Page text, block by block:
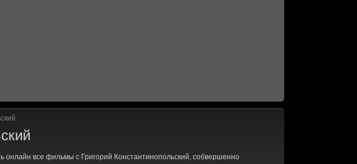
все фильмы с Григорий Константинопольский, собвершенно